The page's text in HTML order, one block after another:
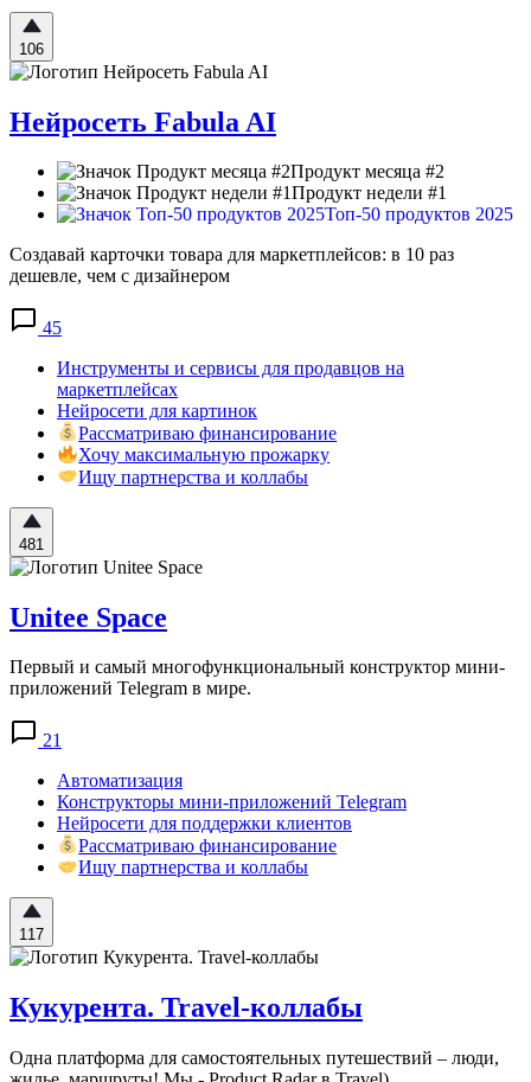
106
Нейросеть Fabula AI
Продукт месяца #2
Продукт недели #1
Топ-50 продуктов 2025
Создавай карточки товара для маркетплейсов: в 10 раз
дешевле, чем с дизайнером
45
Инструменты и сервисы для продавцов на
маркетплейсах
Нейросети для картинок
Рассматриваю финансирование
Хочу максимальную прожарку
Ищу партнерства и коллабы
481
Unitee Space
Первый и самый многофункциональный конструктор мини-
приложений Telegram в мире.
21
Автоматизация
Конструкторы мини-приложений Telegram
Нейросети для поддержки клиентов
Рассматриваю финансирование
Ищу партнерства и коллабы
117
Кукурента. Travel-коллабы
Одна платформа для самостоятельных путешествий – люди,